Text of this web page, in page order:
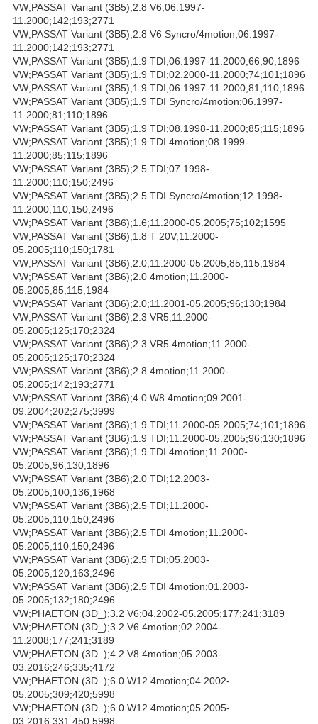
VW;PASSAT Variant (3B5);2.8 V6;06.1997-
11.2000;142;193;2771
VW;PASSAT Variant (3B5);2.8 V6 Syncro/4motion;06.1997-
11.2000;142;193;2771
VW;PASSAT Variant (3B5);1.9 TDI;06.1997-11.2000;66;90;1896
VW;PASSAT Variant (3B5);1.9 TDI;02.2000-11.2000;74;101;1896
VW;PASSAT Variant (3B5);1.9 TDI;06.1997-11.2000;81;110;1896
VW;PASSAT Variant (3B5);1.9 TDI Syncro/4motion;06.1997-
11.2000;81;110;1896
VW;PASSAT Variant (3B5);1.9 TDI;08.1998-11.2000;85;115;1896
VW;PASSAT Variant (3B5);1.9 TDI 4motion;08.1999-
11.2000;85;115;1896
VW;PASSAT Variant (3B5);2.5 TDI;07.1998-
11.2000;110;150;2496
VW;PASSAT Variant (3B5);2.5 TDI Syncro/4motion;12.1998-
11.2000;110;150;2496
VW;PASSAT Variant (3B6);1.6;11.2000-05.2005;75;102;1595
VW;PASSAT Variant (3B6);1.8 T 20V;11.2000-
05.2005;110;150;1781
VW;PASSAT Variant (3B6);2.0;11.2000-05.2005;85;115;1984
VW;PASSAT Variant (3B6);2.0 4motion;11.2000-
05.2005;85;115;1984
VW;PASSAT Variant (3B6);2.0;11.2001-05.2005;96;130;1984
VW;PASSAT Variant (3B6);2.3 VR5;11.2000-
05.2005;125;170;2324
VW;PASSAT Variant (3B6);2.3 VR5 4motion;11.2000-
05.2005;125;170;2324
VW;PASSAT Variant (3B6);2.8 4motion;11.2000-
05.2005;142;193;2771
VW;PASSAT Variant (3B6);4.0 W8 4motion;09.2001-
09.2004;202;275;3999
VW;PASSAT Variant (3B6);1.9 TDI;11.2000-05.2005;74;101;1896
VW;PASSAT Variant (3B6);1.9 TDI;11.2000-05.2005;96;130;1896
VW;PASSAT Variant (3B6);1.9 TDI 4motion;11.2000-
05.2005;96;130;1896
VW;PASSAT Variant (3B6);2.0 TDI;12.2003-
05.2005;100;136;1968
VW;PASSAT Variant (3B6);2.5 TDI;11.2000-
05.2005;110;150;2496
VW;PASSAT Variant (3B6);2.5 TDI 4motion;11.2000-
05.2005;110;150;2496
VW;PASSAT Variant (3B6);2.5 TDI;05.2003-
05.2005;120;163;2496
VW;PASSAT Variant (3B6);2.5 TDI 4motion;01.2003-
05.2005;132;180;2496
VW;PHAETON (3D_);3.2 V6;04.2002-05.2005;177;241;3189
VW;PHAETON (3D_);3.2 V6 4motion;02.2004-
11.2008;177;241;3189
VW;PHAETON (3D_);4.2 V8 4motion;05.2003-
03.2016;246;335;4172
VW;PHAETON (3D_);6.0 W12 4motion;04.2002-
05.2005;309;420;5998
VW;PHAETON (3D_);6.0 W12 4motion;05.2005-
03.2016;331;450;5998